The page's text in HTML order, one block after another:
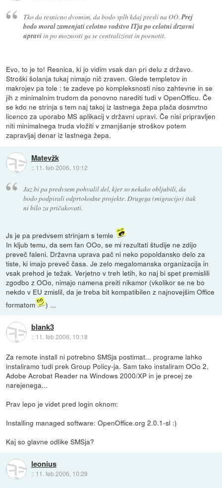
Tko da resnicno dvomim, da bodo splh kdaj presli na OO. Prej
bodo moral zamenjati celotno vodstvo ITja po celotni drzavni
upraviin po moznosti ga se centralizirat in poenotit.
Evo, to je to! Resnica, ki jo vidim vsak dan pri delu z državo.
Stroški šolanja tukaj nimajo nič zraven. Glede templetov in
makrojev pa tole : te zadeve po kompleksnosti niso zahtevne in se
jih z minimalnim trudom da ponovno narediti tudi v OpenOfficu. Če
se kdo ne strinja s tem naj takoj iz lastnega žepa plača dosmrtno
licenco za uporabo MS aplikacij v državni upravi. Če nisi pripravljen
niti minimalnega truda vložiti v zmanjšanje stroškov potem
zapravljaj denar iz lastnega žepa.
Matevžk
:: 11. feb 2006, 10:12
Jaz bi pa predvsem pohvalil del, kjer so nekako obljubili, da
bodo podpirali odprtokodne projekte. Drugega (migracijo) itak
ni bilo za pričakovati.
Js je pa predvsem strinjam s temle
In kljub temu, da sem fan OOo, se mi rezultati študije ne zdijo
preveč faleni. Državna uprava pač ni neko popoldansko delo za
tiste, ki imajo preveč časa. Je zelo megalomanska organizacija in
vsak prehod je težak. Verjetno v treh letih, ko naj bi spet premislili
zgodbo z OOo, nimajo namena preiti nikamor (vkolikor se ne bo
nekdo v EU zmislil, da je treba bit kompatibilen z najnovejšim Office
formatom
) ...
blank3
:: 11. feb 2006, 10:18
Za remote install ni potrebno SMSja postimat... programe lahko
instaliramo tudi prek Group Policy-ja. Sam tako instaliram OOo 2,
Adobe Acrobat Reader na Windows 2000/XP in je precej ze
narejenega...
Prav lepo je videt pred login oknom:
Installing managed software: OpenOffice.org 2.0.1-sl :)
Kaj so glavne odlike SMSja?
leonius
:: 11. feb 2006, 10:29